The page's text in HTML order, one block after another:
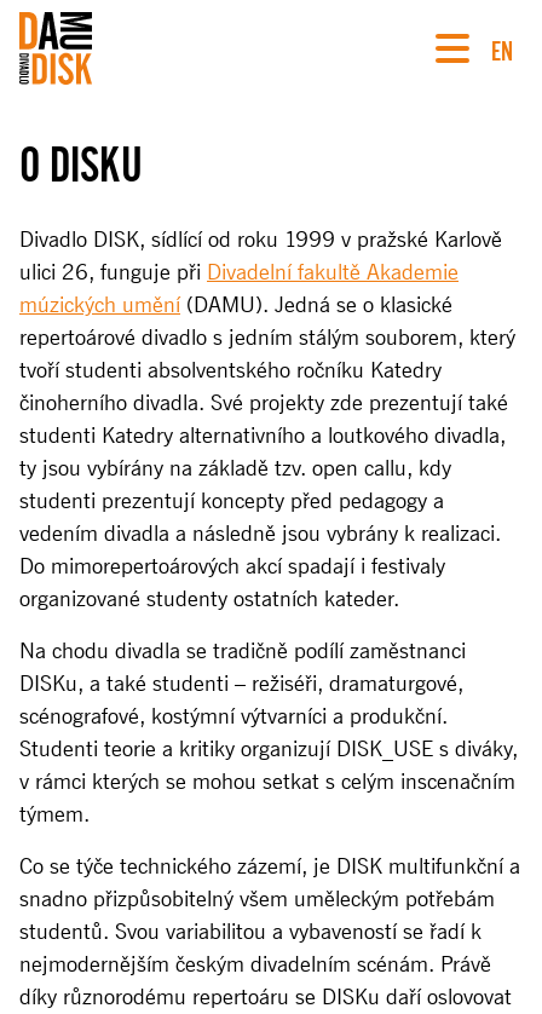
EN
O DISKU
Divadlo DISK, sídlící od roku 1999 v pražské Karlově
ulici 26, funguje při Divadelní fakultě Akademie
múzických umění(DAMU). Jedná se o klasické
repertoárové divadlo s jedním stálým souborem, který
tvoří studenti absolventského ročníku Katedry
činoherního divadla. Své projekty zde prezentují také
studenti Katedry alternativního a loutkového divadla,
ty jsou vybírány na základě tzv. open callu, kdy
studenti prezentují koncepty před pedagogy a
vedením divadla a následně jsou vybrány k realizaci.
Do mimorepertoárových akcí spadají i festivaly
organizované studenty ostatních kateder.
Na chodu divadla se tradičně podílí zaměstnanci
DISKu, a také studenti – režiséři, dramaturgové,
scénografové, kostýmní výtvarníci a produkční.
Studenti teorie a kritiky organizují DISK_USE s diváky,
v rámci kterých se mohou setkat s celým inscenačním
týmem.
Co se týče technického zázemí, je DISK multifunkční a
snadno přizpůsobitelný všem uměleckým potřebám
studentů. Svou variabilitou a vybaveností se řadí k
nejmodernějším českým divadelním scénám. Právě
díky různorodému repertoáru se DISKu daří oslovovat